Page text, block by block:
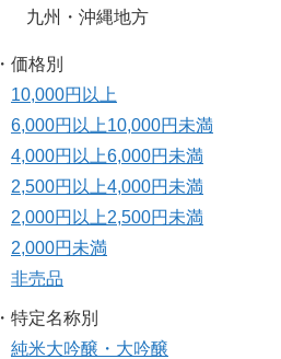
九州・沖縄地方
・価格別
10,000円以上
6,000円以上10,000円未満
4,000円以上6,000円未満
2,500円以上4,000円未満
2,000円以上2,500円未満
2,000円未満
非売品
・特定名称別
純米大吟醸・大吟醸